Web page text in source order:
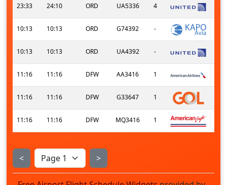
23:33 24:10 ORD UA5336 4
10:13 10:13 ORD G74392 -
10:13 10:13 ORD UA4392 -
11:16 11:16 DFW AA3416 1
11:16 11:16 DFW G33647 1
11:16 11:16 DFW MQ3416 1
< >